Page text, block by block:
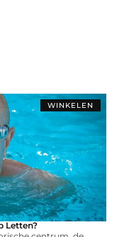
WINKELEN
Letten?